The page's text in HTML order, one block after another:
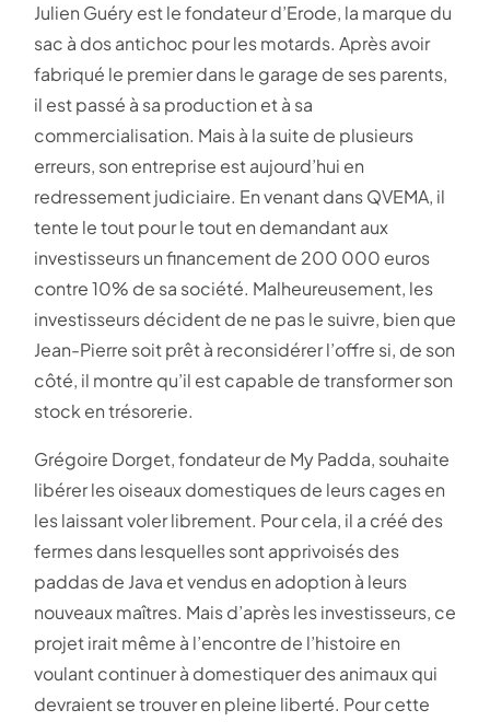
Julien Guéry est le fondateur d’Erode, la marque du
sac à dos antichoc pour les motards. Après avoir
fabriqué le premier dans le garage de ses parents,
il est passé à sa production et à sa
commercialisation. Mais à la suite de plusieurs
erreurs, son entreprise est aujourd’hui en
redressement judiciaire. En venant dans QVEMA, il
tente le tout pour le tout en demandant aux
investisseurs un financement de 200 000 euros
contre 10% de sa société. Malheureusement, les
investisseurs décident de ne pas le suivre, bien que
Jean-Pierre soit prêt à reconsidérer l’offre si, de son
côté, il montre qu’il est capable de transformer son
stock en trésorerie.
Grégoire Dorget, fondateur de My Padda, souhaite
libérer les oiseaux domestiques de leurs cages en
les laissant voler librement. Pour cela, il a créé des
fermes dans lesquelles sont apprivoisés des
paddas de Java et vendus en adoption à leurs
nouveaux maîtres. Mais d’après les investisseurs, ce
projet irait même à l’encontre de l’histoire en
voulant continuer à domestiquer des animaux qui
devraient se trouver en pleine liberté. Pour cette